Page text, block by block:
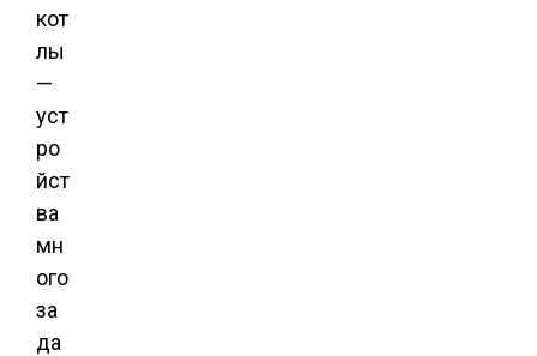
кот
лы
—
уст
ро
йст
ва
мн
ого
за
да